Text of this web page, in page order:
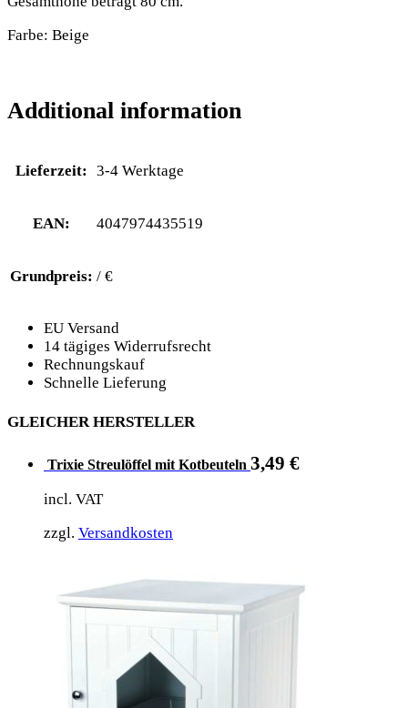
Farbe: Beige
Additional information
Lieferzeit: 3-4 Werktage
EAN: 4047974435519
Grundpreis: / €
EU Versand
14 tägiges Widerrufsrecht
Rechnungskauf
Schnelle Lieferung
GLEICHER HERSTELLER
Trixie Streulöffel mit Kotbeuteln 3,49 €
incl. VAT
zzgl. Versandkosten